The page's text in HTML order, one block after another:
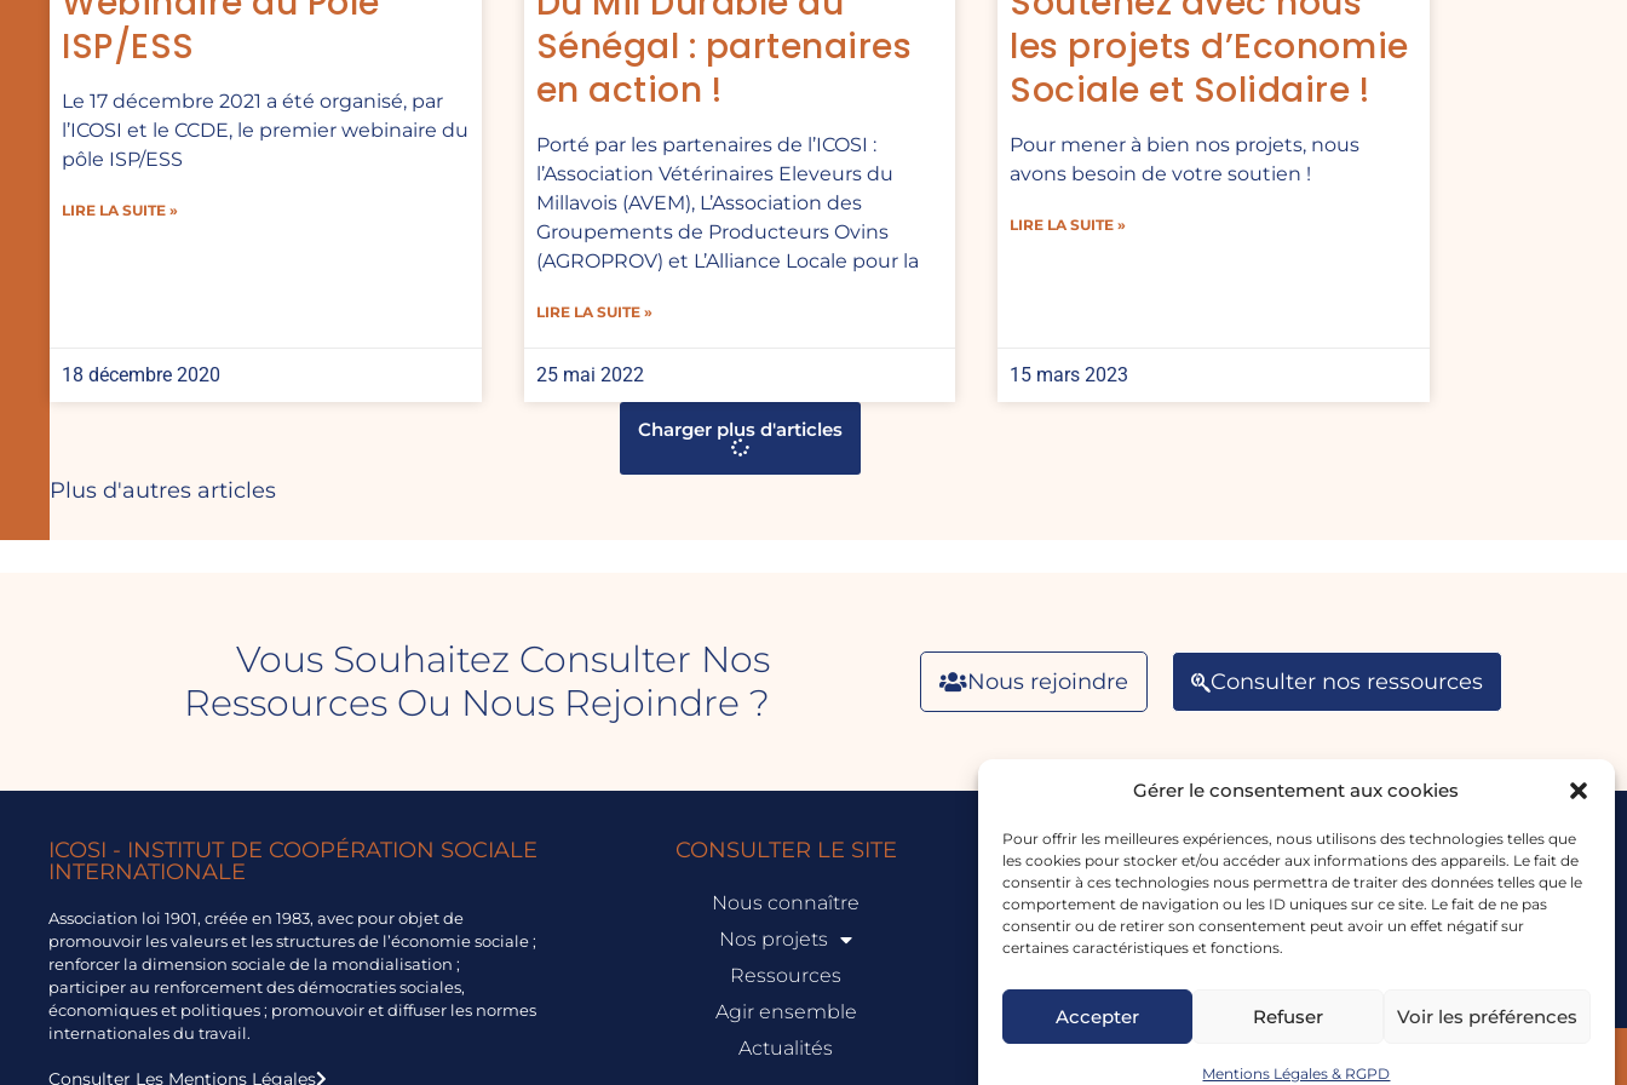
Gérer le consentement aux cookies
Pour offrir les meilleures expériences, nous utilisons des technologies telles que
les cookies pour stocker et/ou accéder aux informations des appareils. Le fait de
consentir à ces technologies nous permettra de traiter des données telles que le
comportement de navigation ou les ID uniques sur ce site. Le fait de ne pas
consentir ou de retirer son consentement peut avoir un effet négatif sur
certaines caractéristiques et fonctions.
Accepter Refuser Voir les préférences
Mentions Légales & RGPD
ISP/ESS
Le 17 décembre 2021 a été organisé, par
l’ICOSI et le CCDE, le premier webinaire du
pôle ISP/ESS
LIRE LA SUITE »
18 décembre 2020
Sénégal : partenaires
en action !
Porté par les partenaires de l’ICOSI :
l’Association Vétérinaires Eleveurs du
Millavois (AVEM), L’Association des
Groupements de Producteurs Ovins
(AGROPROV) et L’Alliance Locale pour la
LIRE LA SUITE »
25 mai 2022
les projets d’Economie
Sociale et Solidaire !
Pour mener à bien nos projets, nous
avons besoin de votre soutien !
LIRE LA SUITE »
15 mars 2023
Charger plus d'articles
Plus d'autres articles
Vous Souhaitez Consulter Nos
Ressources Ou Nous Rejoindre ?
Nous rejoindre Consulter nos ressources
ICOSI - INSTITUT DE COOPÉRATION SOCIALE
INTERNATIONALE
Association loi 1901, créée en 1983, avec pour objet de
promouvoir les valeurs et les structures de l’économie sociale ;
renforcer la dimension sociale de la mondialisation ;
participer au renforcement des démocraties sociales,
économiques et politiques ; promouvoir et diffuser les normes
internationales du travail.
Consulter Les Mentions Légales
CONSULTER LE SITE
Nous connaître
Nos projets
Ressources
Agir ensemble
Actualités
NOUS CONTACTER
email : info@icosi.org
France